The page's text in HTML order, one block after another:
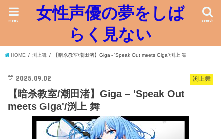
女性声優の夢をしば
らく見ない
search
menu
HOME 渕上舞 【暗杀教室/潮田渚】Giga - 'Speak Out meets Giga'/渕上 舞
渕上舞
2025.09.02
【暗杀教室/潮田渚】Giga – 'Speak Out
meets Giga'/渕上 舞